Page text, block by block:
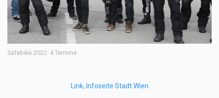
Safebike 2022: 4 Termine
Link, Infoseite Stadt Wien